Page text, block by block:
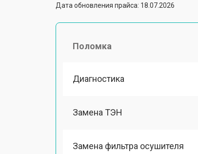
Дата обновления прайса: 18.07.2026
Поломка
Диагностика
Замена ТЭН
Замена фильтра осушителя